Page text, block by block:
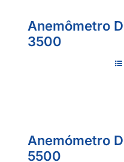
Anemômetro
3500
Anemómetro
5500